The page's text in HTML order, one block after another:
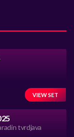
VIEW SET
tvrdjava